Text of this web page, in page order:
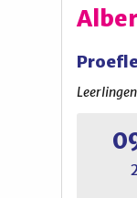
Leerlingen